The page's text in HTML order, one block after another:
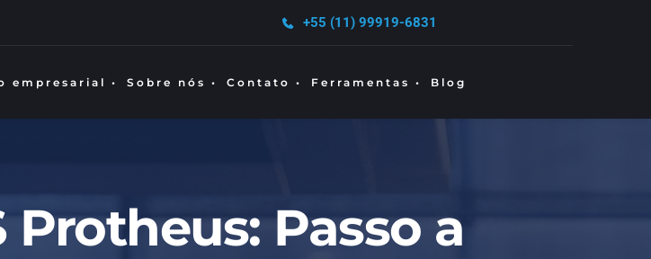
+55 (11) 99919-6831
empresarial • Sobre nós • Contato • Ferramentas • Blog
Passo a